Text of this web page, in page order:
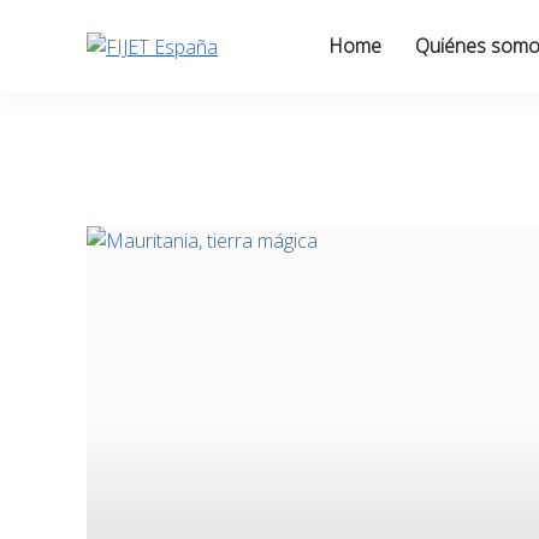
Home Quiénes